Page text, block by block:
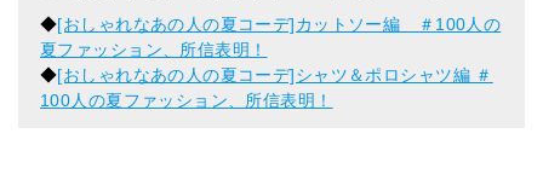
◆[おしゃれなあの人の夏コーデ]カットソー編 ＃100人の
夏ファッション、所信表明！
◆[おしゃれなあの人の夏コーデ]シャツ＆ポロシャツ編 ＃
100人の夏ファッション、所信表明！